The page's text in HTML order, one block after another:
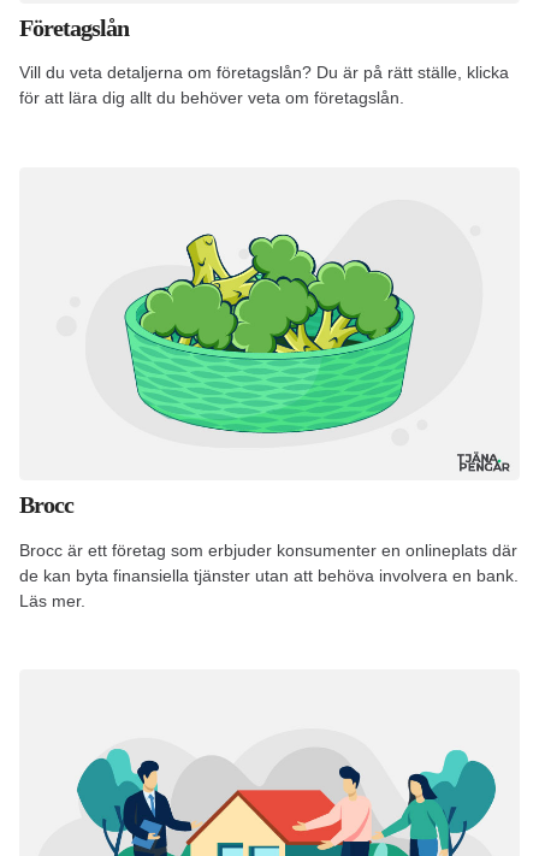
Företagslån
Vill du veta detaljerna om företagslån? Du är på rätt ställe, klicka
för att lära dig allt du behöver veta om företagslån.
Brocc
Brocc är ett företag som erbjuder konsumenter en onlineplats där
de kan byta finansiella tjänster utan att behöva involvera en bank.
Läs mer.